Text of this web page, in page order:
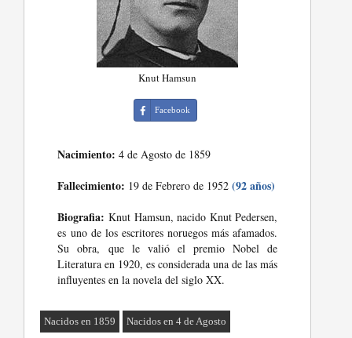
Knut Hamsun
Facebook
Nacimiento: 4 de Agosto de 1859
Fallecimiento: 19 de Febrero de 1952(92 años)
Biografia: Knut Hamsun, nacido Knut Pedersen,
es uno de los escritores noruegos más afamados.
Su obra, que le valió el premio Nobel de
Literatura en 1920, es considerada una de las más
influyentes en la novela del siglo XX.
Nacidos en 1859 Nacidos en 4 de Agosto